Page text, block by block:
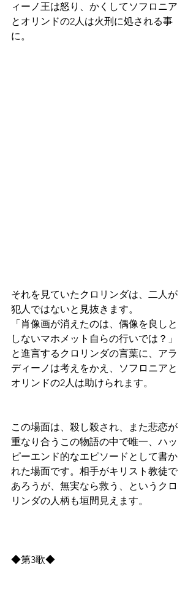
ィーノ王は怒り、かくしてソフロニア
とオリンドの2人は火刑に処される事
に。
それを見ていたクロリンダは、二人が
犯人ではないと見抜きます。
「肖像画が消えたのは、偶像を良しと
しないマホメット自らの行いでは？」
と進言するクロリンダの言葉に、アラ
ディーノは考えをかえ、ソフロニアと
オリンドの2人は助けられます。
この場面は、殺し殺され、また悲恋が
重なり合うこの物語の中で唯一、ハッ
ピーエンド的なエピソードとして書か
れた場面です。相手がキリスト教徒で
あろうが、無実なら救う、というクロ
リンダの人柄も垣間見えます。
◆第3歌◆